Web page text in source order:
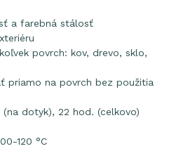
a farebná stálosť
povrch: kov, drevo, sklo,
priamo na povrch bez použitia
dotyk), 22 hod. (celkovo)
120 °C